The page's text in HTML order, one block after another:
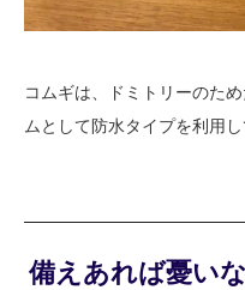
コムギは、ドミトリーのた
ムとして防水タイプを利用し
備えあれば憂い